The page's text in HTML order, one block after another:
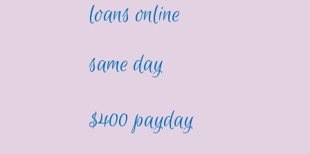
loans online
same day
$400 payday